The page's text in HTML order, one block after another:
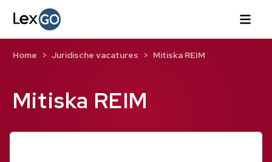
Mitiska REIM
Home Juridische vacatures Mitiska REIM